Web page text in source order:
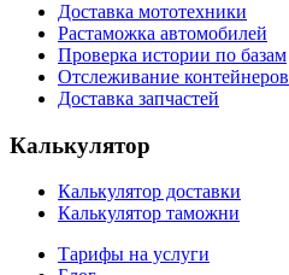
Доставка мототехники
Растаможка автомобилей
Проверка истории по базам
Отслеживание контейнеров
Доставка запчастей
Калькулятор
Калькулятор доставки
Калькулятор таможни
Тарифы на услуги